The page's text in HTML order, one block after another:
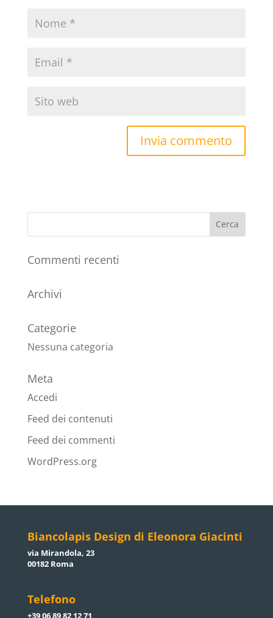
Commenti recenti
Archivi
Categorie
Nessuna categoria
Meta
Accedi
Feed dei contenuti
Feed dei commenti
WordPress.org
Biancolapis Design di Eleonora Giacinti
via Mirandola, 23
00182 Roma
Telefono
+39 06 89 82 12 71